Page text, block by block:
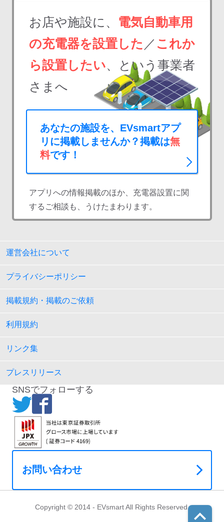
お店や施設に、 電気自動車用
の充電器を設置した ／ これか
ら設置したい、という事業者
さまへ
あなたの施設を、EVsmartアプ
リに掲載しませんか？掲載は無
料です！
アプリへの情報掲載のほか、充電器設置に関
するご相談も、うけたまわります。
運営会社について
プライバシーポリシー
掲載規約・掲載のご依頼
利用規約
リンク集
プレスリリース
SNSでフォローする
お問い合わせ
Copyright © 2014 - EVsmart All Rights Reserved.